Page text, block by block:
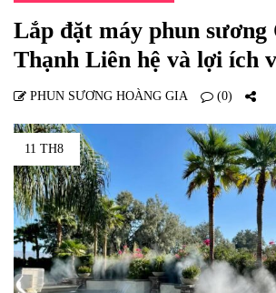
Lắp đặt máy phun sương
Thạnh Liên hệ và lợi ích
PHUN SƯƠNG HOÀNG GIA (0)
11 TH8